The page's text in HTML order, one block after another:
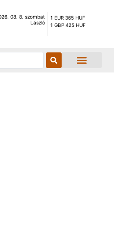
08. 8. szombat
László
1 EUR 365 HUF
1 GBP 425 HUF